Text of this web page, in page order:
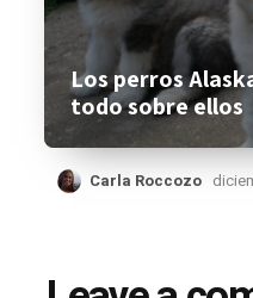
Los perros
todo sobre ellos
Carla Roccozo